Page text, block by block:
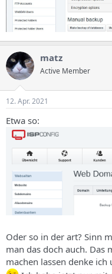
matz
Active Member
12. Apr. 2021
Etwa so:
Oder so in der art? Sinn
man das doch auch. Das
machen lassen denke